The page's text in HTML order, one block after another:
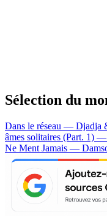
Sélection du
Dans le réseau — Djadja
âmes solitaires (Part. 1)
Ne Ment Jamais —